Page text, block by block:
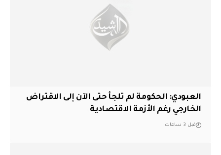
العبودي: الحكومة لم تلجأ حتى الآن إلى الاقتراض
الخارجي رغم الأزمة الاقتصادية
قبل 3 ساعات